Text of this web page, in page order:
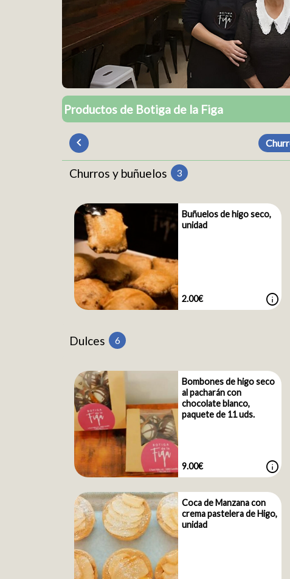
Productos de Botiga de la Figa
chevron_left
Churros y buñuelos 3
Buñuelos de higo seco,
unidad
2.00€ info
Dulces 6
Bombones de higo seco
al pacharán con
chocolate blanco,
paquete de 11 uds.
9.00€ info
Coca de Manzana con
crema pastelera de Higo,
unidad